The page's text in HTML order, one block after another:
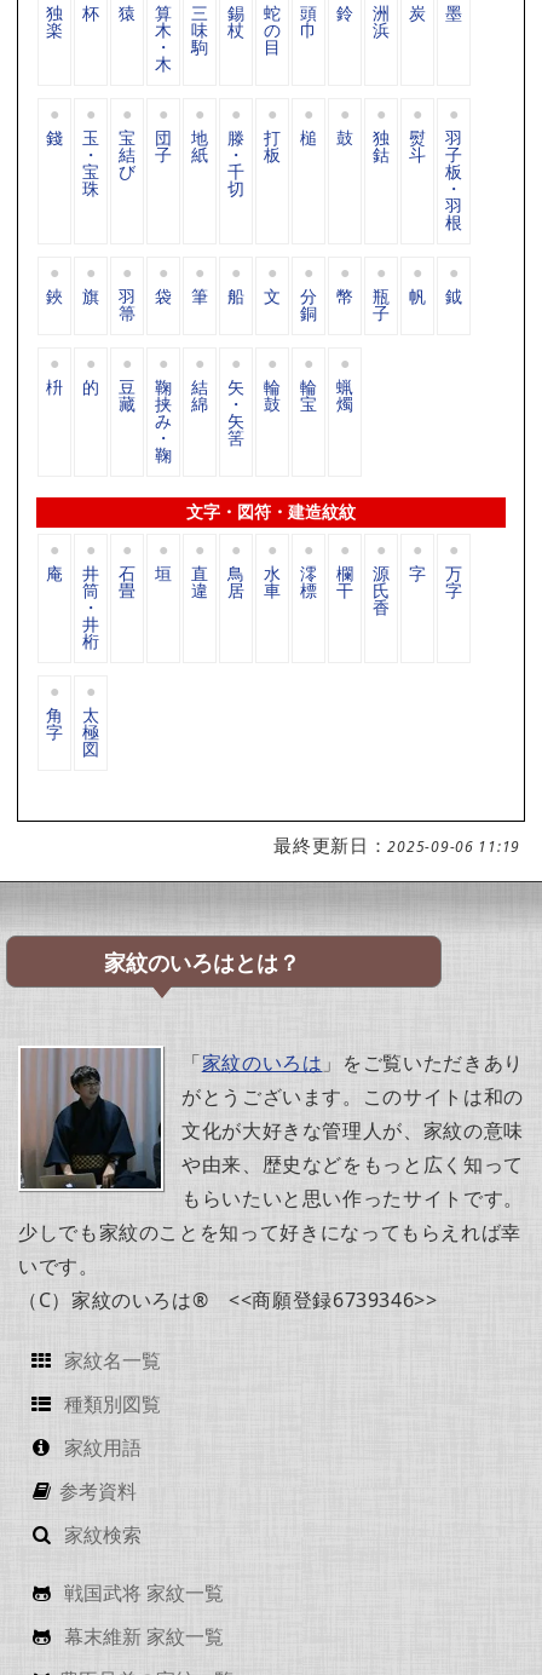
独
楽
杯 猿 算
木
・
木
三
味
駒
錫
杖
蛇
の
目
頭
巾
鈴 洲
浜
炭 墨
錢 玉
・
宝
珠
宝
結
び
団
子
地
紙
滕
・
千
切
打
板
槌 鼓 独
鈷
熨
斗
羽
子
板
・
羽
根
鋏 旗 羽
箒
袋 筆 船 文 分
銅
幣 瓶
子
帆 鉞
枡 的 豆
藏
鞠
挟
み
・
鞠
結
綿
矢
・
矢
筈
輪
鼓
輪
宝
蝋
燭
文字・図符・建造紋紋
庵 井
筒
・
井
桁
石
畳
垣 直
違
鳥
居
水
車
澪
標
欄
干
源
氏
香
字 万
字
角
字
太
極
図
最終更新日：2025-09-06 11:19
家紋のいろはとは？
「家紋のいろは 」をご覧いただきあり
がとうございます。このサイトは和の
文化が大好きな管理人が、家紋の意味
や由来、歴史などをもっと広く知って
もらいたいと思い作ったサイトです。
少しでも家紋のことを知って好きになってもらえれば幸
いです。
（C）家紋のいろは® <<商願登録6739346>>
家紋名一覧
種類別図覧
家紋用語
参考資料
家紋検索
戦国武将 家紋一覧
幕末維新 家紋一覧